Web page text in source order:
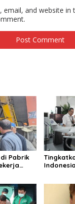
email, and website
Pabrik
Terbaik